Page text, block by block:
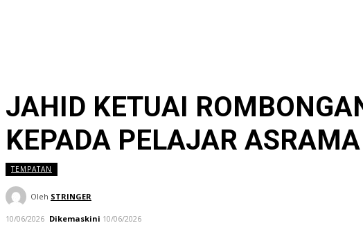
JAHID KETUAI
KEPADA PELAJAR ASRAMA
TEMPATAN
Oleh STRINGER
10/06/2026 Dikemaskini 10/06/2026